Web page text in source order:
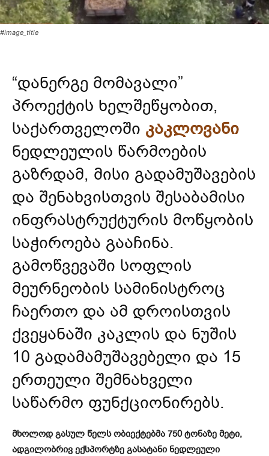
#image_title
“დანერგე მომავალი”
პროექტის ხელშეწყობით,
საქართველოში კაკლოვანი
ნედლეულის წარმოების
გაზრდამ, მისი გადამუშავების
და შენახვისთვის შესაბამისი
ინფრასტრუქტურის მოწყობის
საჭიროება გააჩინა.
გამოწვევაში სოფლის
მეურნეობის სამინისტროც
ჩაერთო და ამ დროისთვის
ქვეყანაში კაკლის და ნუშის
10 გადამამუშავებელი და 15
ერთეული შემნახველი
საწარმო ფუნქციონირებს.
მხოლოდ გასულ წელს ობიექტებმა 750 ტონაზე მეტი,
ადგილობრივ ექსპორტზე გასატანი ნედლეული